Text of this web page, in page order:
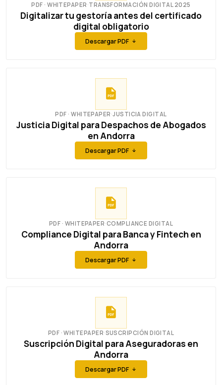
PDF · WHITEPAPER ·TRANSFORMACIÓN DIGITAL 2025
Digitalizar tu gestoría antes del certificado
digital obligatorio
Descargar PDF
PDF · WHITEPAPER ·JUSTICIA DIGITAL
Justicia Digital para Despachos de Abogados
en Andorra
Descargar PDF
PDF · WHITEPAPER·COMPLIANCE DIGITAL
Compliance Digital para Banca y Fintech en
Andorra
Descargar PDF
PDF · WHITEPAPER·SUSCRIPCIÓN DIGITAL
Suscripción Digital para Aseguradoras en
Andorra
Descargar PDF